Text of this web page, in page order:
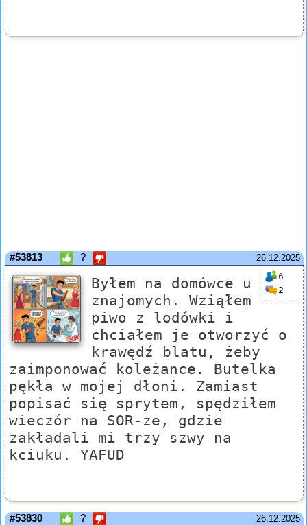
26.12.2025
#53813 ?
6
2
Byłem na domówce u
znajomych. Wziąłem
piwo z lodówki i
chciałem je otworzyć o
krawędź blatu, żeby
zaimponować koleżance. Butelka
pękła w mojej dłoni. Zamiast
popisać się sprytem, spędziłem
wieczór na SOR-ze, gdzie
zakładali mi trzy szwy na
kciuku. YAFUD
26.12.2025
#53830 ?